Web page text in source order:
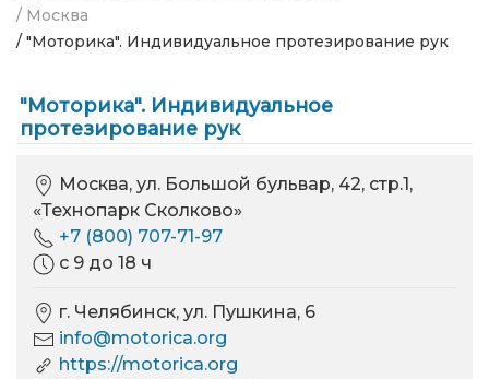
/ Москва
/ "Моторика". Индивидуальное протезирование рук
"Моторика". Индивидуальное
протезирование рук
Москва, ул. Большой бульвар, 42, стр.1,
«Технопарк Сколково»
+7 (800) 707-71-97
с 9 до 18 ч
г. Челябинск, ул. Пушкина, 6
info@motorica.org
https://motorica.org